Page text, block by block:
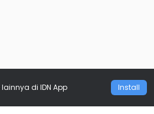
lainnya di IDN App Install